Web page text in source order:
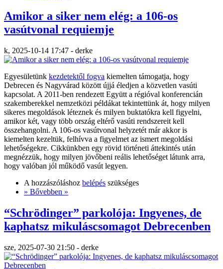
Amikor a siker nem elég: a 106-os
vasútvonal requiemje
k, 2025-10-14 17:47 - derke
Egyesületünk kezdetektől fogva kiemelten támogatja, hogy
Debrecen és Nagyvárad között újjá éledjen a közvetlen vasúti
kapcsolat. A 2011-ben rendezett Együtt a régióval konferencián
szakemberekkel nemzetközi példákat tekintettünk át, hogy milyen
sikeres megoldások léteznek és milyen buktatókra kell figyelni,
amikor két, vagy több ország eltérő vasúti rendszereit kell
összehangolni. A 106-os vasútvonal helyzetét már akkor is
kiemelten kezeltük, felhívva a figyelmet az ismert megoldási
lehetőségekre. Cikkünkben egy rövid történeti áttekintés után
megnézzük, hogy milyen jövőbeni reális lehetőséget látunk arra,
hogy valóban jól működő vasút legyen.
A hozzászóláshoz belépés szükséges
» Bővebben »
“Schrödinger” parkolója: Ingyenes, de
kaphatsz mikuláscsomagot Debrecenben
sze, 2025-07-30 21:50 - derke